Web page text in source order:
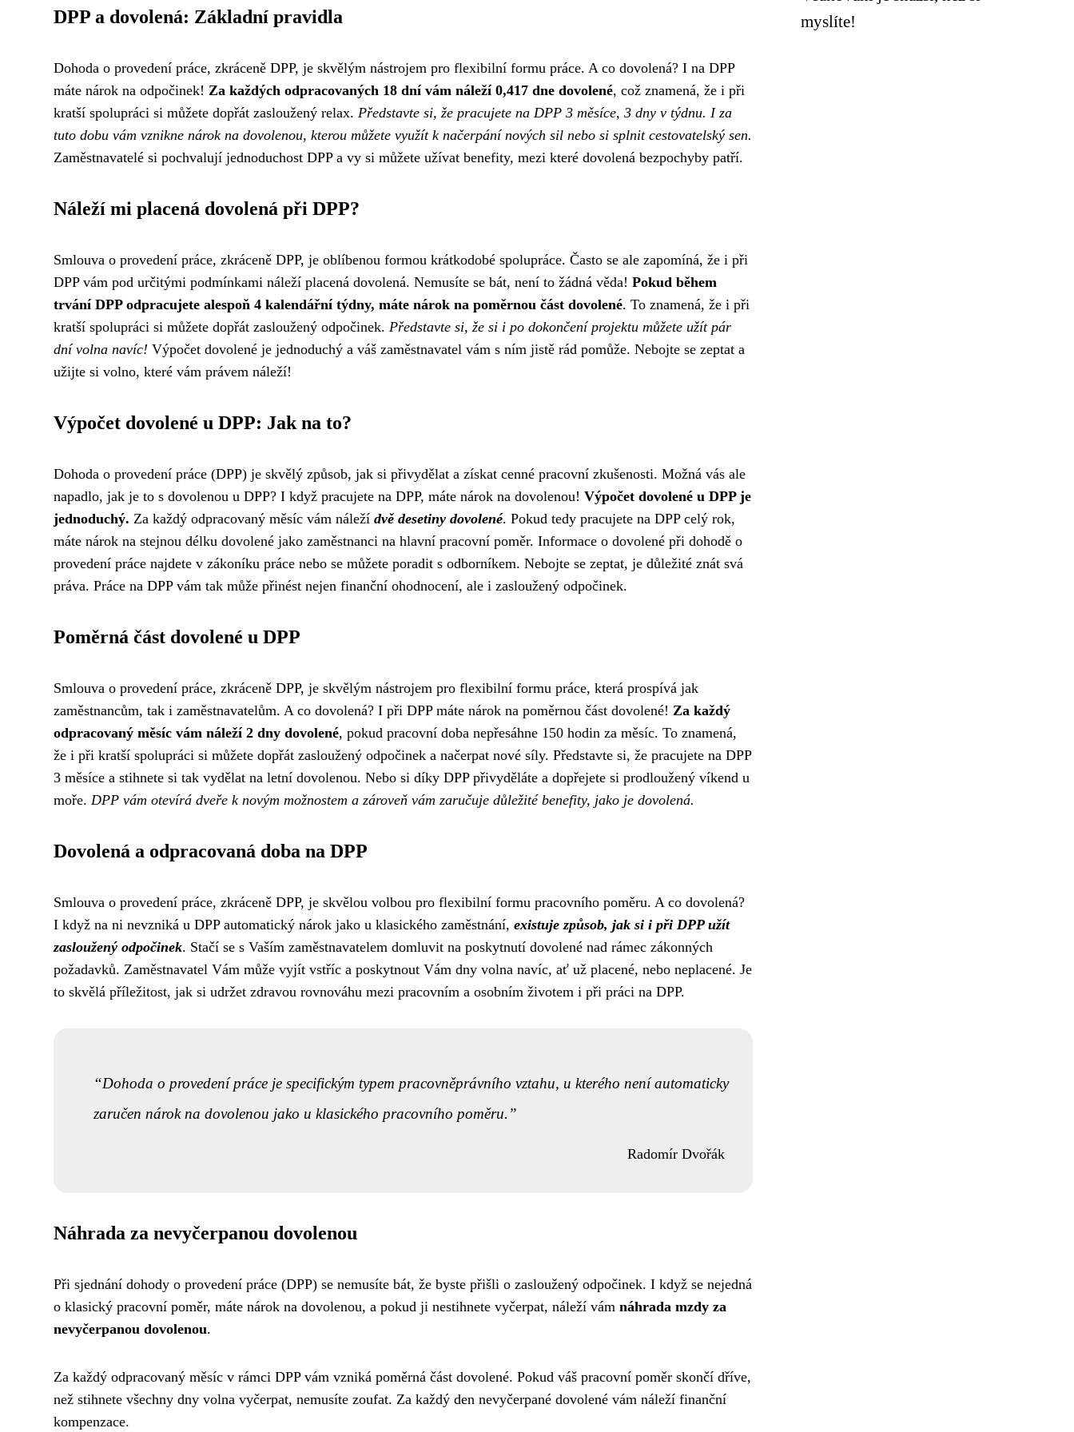
DPP a dovolená: Základní pravidla
Dohoda o provedení práce, zkráceně DPP, je skvělým nástrojem pro flexibilní formu práce. A co dovolená? I na DPP
máte nárok na odpočinek! Za každých odpracovaných 18 dní vám náleží 0,417 dne dovolené, což znamená, že i při
kratší spolupráci si můžete dopřát zasloužený relax. Představte si, že pracujete na DPP 3 měsíce, 3 dny v týdnu. I za
tuto dobu vám vznikne nárok na dovolenou, kterou můžete využít k načerpání nových sil nebo si splnit cestovatelský sen.
Zaměstnavatelé si pochvalují jednoduchost DPP a vy si můžete užívat benefity, mezi které dovolená bezpochyby patří.
Náleží mi placená dovolená při DPP?
Smlouva o provedení práce, zkráceně DPP, je oblíbenou formou krátkodobé spolupráce. Často se ale zapomíná, že i při
DPP vám pod určitými podmínkami náleží placená dovolená. Nemusíte se bát, není to žádná věda! Pokud během
trvání DPP odpracujete alespoň 4 kalendářní týdny, máte nárok na poměrnou část dovolené. To znamená, že i při
kratší spolupráci si můžete dopřát zasloužený odpočinek. Představte si, že si i po dokončení projektu můžete užít pár
dní volna navíc! Výpočet dovolené je jednoduchý a váš zaměstnavatel vám s ním jistě rád pomůže. Nebojte se zeptat a
užijte si volno, které vám právem náleží!
Výpočet dovolené u DPP: Jak na to?
Dohoda o provedení práce (DPP) je skvělý způsob, jak si přivydělat a získat cenné pracovní zkušenosti. Možná vás ale
napadlo, jak je to s dovolenou u DPP? I když pracujete na DPP, máte nárok na dovolenou! Výpočet dovolené u DPP je
jednoduchý. Za každý odpracovaný měsíc vám náleží dvě desetiny dovolené. Pokud tedy pracujete na DPP celý rok,
máte nárok na stejnou délku dovolené jako zaměstnanci na hlavní pracovní poměr. Informace o dovolené při dohodě o
provedení práce najdete v zákoníku práce nebo se můžete poradit s odborníkem. Nebojte se zeptat, je důležité znát svá
práva. Práce na DPP vám tak může přinést nejen finanční ohodnocení, ale i zasloužený odpočinek.
Poměrná část dovolené u DPP
Smlouva o provedení práce, zkráceně DPP, je skvělým nástrojem pro flexibilní formu práce, která prospívá jak
zaměstnancům, tak i zaměstnavatelům. A co dovolená? I při DPP máte nárok na poměrnou část dovolené! Za každý
odpracovaný měsíc vám náleží 2 dny dovolené, pokud pracovní doba nepřesáhne 150 hodin za měsíc. To znamená,
že i při kratší spolupráci si můžete dopřát zasloužený odpočinek a načerpat nové síly. Představte si, že pracujete na DPP
3 měsíce a stihnete si tak vydělat na letní dovolenou. Nebo si díky DPP přivyděláte a dopřejete si prodloužený víkend u
moře. DPP vám otevírá dveře k novým možnostem a zároveň vám zaručuje důležité benefity, jako je dovolená.
Dovolená a odpracovaná doba na DPP
Smlouva o provedení práce, zkráceně DPP, je skvělou volbou pro flexibilní formu pracovního poměru. A co dovolená?
I když na ni nevzniká u DPP automatický nárok jako u klasického zaměstnání, existuje způsob, jak si i při DPP užít
zasloužený odpočinek. Stačí se s Vaším zaměstnavatelem domluvit na poskytnutí dovolené nad rámec zákonných
požadavků. Zaměstnavatel Vám může vyjít vstříc a poskytnout Vám dny volna navíc, ať už placené, nebo neplacené. Je
to skvělá příležitost, jak si udržet zdravou rovnováhu mezi pracovním a osobním životem i při práci na DPP.
Dohoda o provedení práce je specifickým typem pracovněprávního vztahu, u kterého není automaticky
zaručen nárok na dovolenou jako u klasického pracovního poměru.
Radomír Dvořák
Náhrada za nevyčerpanou dovolenou
Při sjednání dohody o provedení práce (DPP) se nemusíte bát, že byste přišli o zasloužený odpočinek. I když se nejedná
o klasický pracovní poměr, máte nárok na dovolenou, a pokud ji nestihnete vyčerpat, náleží vám náhrada mzdy za
nevyčerpanou dovolenou.
Za každý odpracovaný měsíc v rámci DPP vám vzniká poměrná část dovolené. Pokud váš pracovní poměr skončí dříve,
než stihnete všechny dny volna vyčerpat, nemusíte zoufat. Za každý den nevyčerpané dovolené vám náleží finanční
kompenzace.
myslíte!